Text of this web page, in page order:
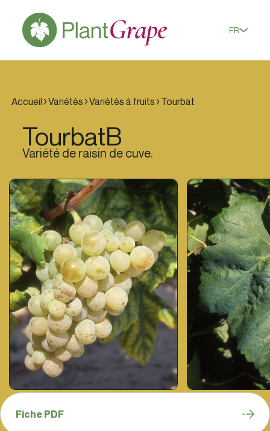
FR
Accueil Variétés Variétés à fruits Tourbat
TourbatB
Variété de raisin de cuve.
Fiche PDF